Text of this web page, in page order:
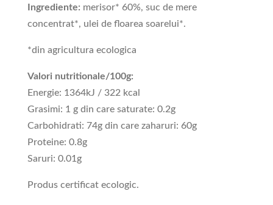
Ingrediente: merisor* 60%, suc de mere
concentrat*, ulei de floarea soarelui*.
*din agricultura ecologica
Valori nutritionale/100g:
Energie: 1364kJ / 322 kcal
Grasimi: 1 g din care saturate: 0.2g
Carbohidrati: 74g din care zaharuri: 60g
Proteine: 0.8g
Saruri: 0.01g
Produs certificat ecologic.